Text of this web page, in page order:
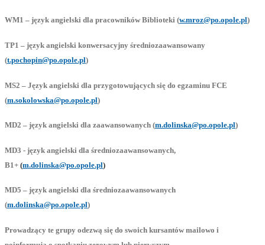
WM1 – język angielski dla pracowników Biblioteki (w.mroz@po.opole.pl)
TP1 – język angielski konwersacyjny średniozaawansowany
(t.pochopin@po.opole.pl)
MS2 – Język angielski dla przygotowujących się do egzaminu FCE
(m.sokolowska@po.opole.pl)
MD2 – język angielski dla zaawansowanych (m.dolinska@po.opole.pl)
MD3 - język angielski dla średniozaawansowanych,
B1+ (m.dolinska@po.opole.pl)
MD5 – język angielski dla średniozaawansowanych
(m.dolinska@po.opole.pl)
Prowadzący te grupy odezwą się do swoich kursantów mailowo i